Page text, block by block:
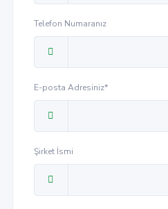
Telefon Numaranız
E-posta Adresiniz*
Şirket İsmi